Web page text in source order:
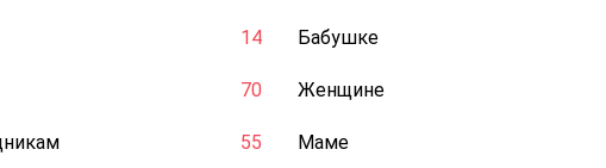
14 Бабушке
70 Женщине
55 Маме